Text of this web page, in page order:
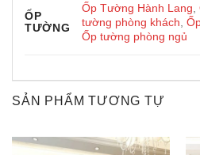
ỐP
TƯỜNG
Ốp Tường Hành Lang ,
tường phòng khách ,
Ốp tường phòng ngủ
SẢN PHẨM TƯƠNG TỰ